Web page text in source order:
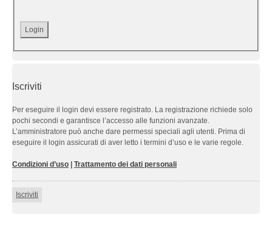
Iscriviti
Per eseguire il login devi essere registrato. La registrazione richiede solo
pochi secondi e garantisce l’accesso alle funzioni avanzate.
L’amministratore può anche dare permessi speciali agli utenti. Prima di
eseguire il login assicurati di aver letto i termini d’uso e le varie regole.
Condizioni d’uso | Trattamento dei dati personali
Iscriviti